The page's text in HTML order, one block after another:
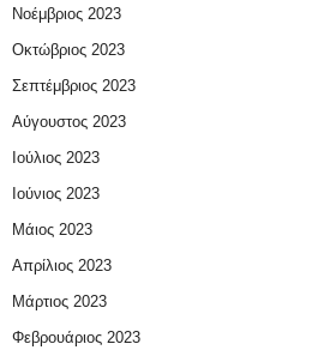
Νοέμβριος 2023
Οκτώβριος 2023
Σεπτέμβριος 2023
Αύγουστος 2023
Ιούλιος 2023
Ιούνιος 2023
Μάιος 2023
Απρίλιος 2023
Μάρτιος 2023
Φεβρουάριος 2023